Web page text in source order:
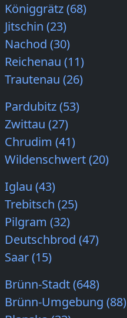
Königgrätz (68)
Jitschin (23)
Nachod (30)
Reichenau (11)
Trautenau (26)
Pardubitz (53)
Zwittau (27)
Chrudim (41)
Wildenschwert (20)
Iglau (43)
Trebitsch (25)
Pilgram (32)
Deutschbrod (47)
Saar (15)
Brünn-Stadt (648)
Brünn-Umgebung (88)